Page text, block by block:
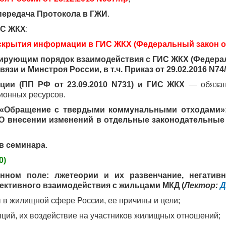
Протокола в ГЖИ .
ЖКХ:
информации в ГИС ЖКХ (Федеральный закон
порядок взаимодействия с ГИС ЖКХ
и Минстроя России, в т.ч. Приказ от 29.02.2016
(ПП РФ от 23.09.2010 N731) и ГИС ЖКХ —
ресурсов.
с твердыми коммунальными
внесении изменений в отдельные
семинара.
поле: лжетеории и их развенчание,
взаимодействия с жильцами МКД (Лектор:
жилищной сфере России, ее причины и цели;
их воздействие на участников жилищных отношений;